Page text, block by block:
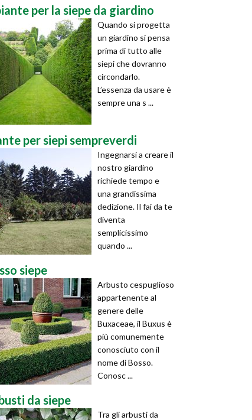
per la siepe da giardino
Quando si progetta
un giardino si pensa
prima di tutto alle
siepi che dovranno
circondarlo.
L’essenza da usare è
sempre una s ...
per siepi sempreverdi
Ingegnarsi a creare il
nostro giardino
richiede tempo e
una grandissima
dedizione. Il fai da te
diventa
semplicissimo
quando ...
siepe
Arbusto cespuglioso
appartenente al
genere delle
Buxaceae, il Buxus è
più comunemente
conosciuto con il
nome di Bosso.
Conosc ...
da siepe
Tra gli arbusti da